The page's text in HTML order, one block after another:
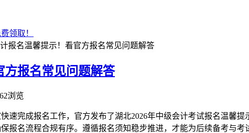
领取！
报名温馨提示！看官方报名常见问题解答
方报名常见问题解答
浏览
速完成报名工作，官方发布了湖北2026年中级会计考试报名温馨
报名流程合规有序。遵循报名须知稳步推进，才能为后续备考与考